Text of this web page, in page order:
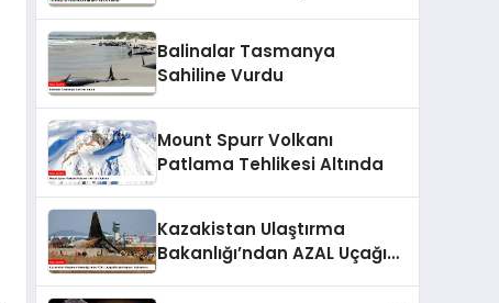
Balinalar Tasmanya
Sahiline Vurdu
Mount Spurr Volkanı
Patlama Tehlikesi Altında
Kazakistan Ulaştırma
Bakanlığı’ndan AZAL Uçağı